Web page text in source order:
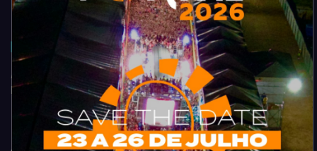
Acompanhe todas as novidades do entretenimento na região de
Fortaleza. Dicas, promoções, coberturas exclusivas e muito mais.